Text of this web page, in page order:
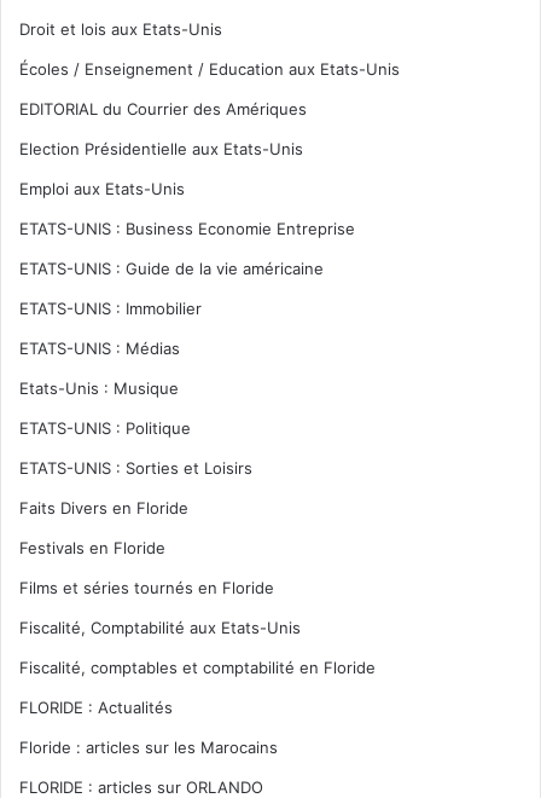
Droit et lois aux Etats-Unis
Écoles / Enseignement / Education aux Etats-Unis
EDITORIAL du Courrier des Amériques
Election Présidentielle aux Etats-Unis
Emploi aux Etats-Unis
ETATS-UNIS : Business Economie Entreprise
ETATS-UNIS : Guide de la vie américaine
ETATS-UNIS : Immobilier
ETATS-UNIS : Médias
Etats-Unis : Musique
ETATS-UNIS : Politique
ETATS-UNIS : Sorties et Loisirs
Faits Divers en Floride
Festivals en Floride
Films et séries tournés en Floride
Fiscalité, Comptabilité aux Etats-Unis
Fiscalité, comptables et comptabilité en Floride
FLORIDE : Actualités
Floride : articles sur les Marocains
FLORIDE : articles sur ORLANDO